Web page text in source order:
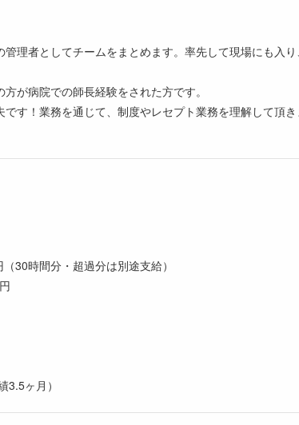
理者としてチームをまとめます。率先して現場にも入
が病院での師長経験をされた方です。
す！業務を通じて、制度やレセプト業務を理解して頂き
30時間分・超過分は別途支給）
ヶ月）